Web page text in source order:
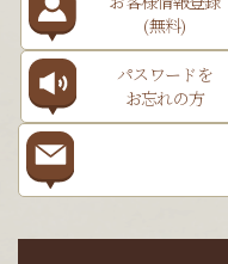
(無料)
パスワードを
お忘れの方